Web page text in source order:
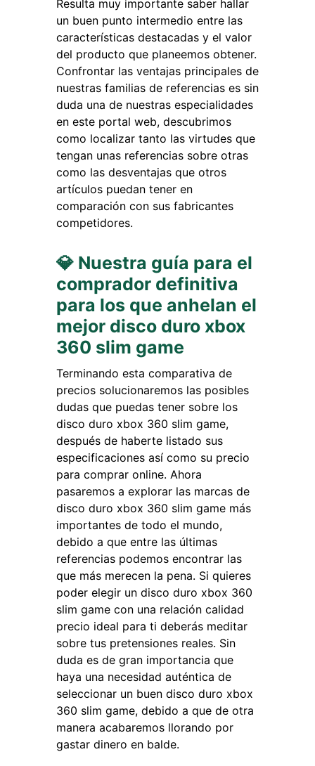
Resulta muy importante saber hallar
un buen punto intermedio entre las
características destacadas y el valor
del producto que planeemos obtener.
Confrontar las ventajas principales de
nuestras familias de referencias es sin
duda una de nuestras especialidades
en este portal web, descubrimos
como localizar tanto las virtudes que
tengan unas referencias sobre otras
como las desventajas que otros
artículos puedan tener en
comparación con sus fabricantes
competidores.
💎 Nuestra guía para el
comprador definitiva
para los que anhelan el
mejor disco duro xbox
360 slim game
Terminando esta comparativa de
precios solucionaremos las posibles
dudas que puedas tener sobre los
disco duro xbox 360 slim game,
después de haberte listado sus
especificaciones así como su precio
para comprar online. Ahora
pasaremos a explorar las marcas de
disco duro xbox 360 slim game más
importantes de todo el mundo,
debido a que entre las últimas
referencias podemos encontrar las
que más merecen la pena. Si quieres
poder elegir un disco duro xbox 360
slim game con una relación calidad
precio ideal para ti deberás meditar
sobre tus pretensiones reales. Sin
duda es de gran importancia que
haya una necesidad auténtica de
seleccionar un buen disco duro xbox
360 slim game, debido a que de otra
manera acabaremos llorando por
gastar dinero en balde.